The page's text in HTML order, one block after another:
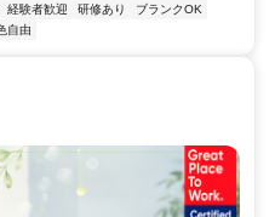
経験者歓迎 研修あり
ブランクOK
自由